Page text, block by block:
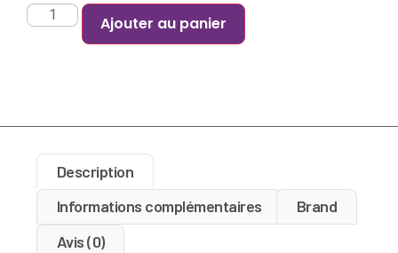
Ajouter au panier
Description
Informations complémentaires
Brand
Avis (0)